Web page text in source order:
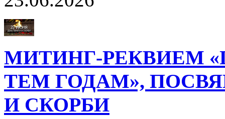
МИТИНГ-РЕКВИЕМ
ТЕМ ГОДАМ»,
И СКОРБИ